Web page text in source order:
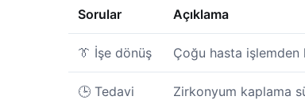
Sorular Açıklama
👔 İşe dönüş Çoğu hasta işlemden
🕒 Tedavi
Zirkonyum kaplama